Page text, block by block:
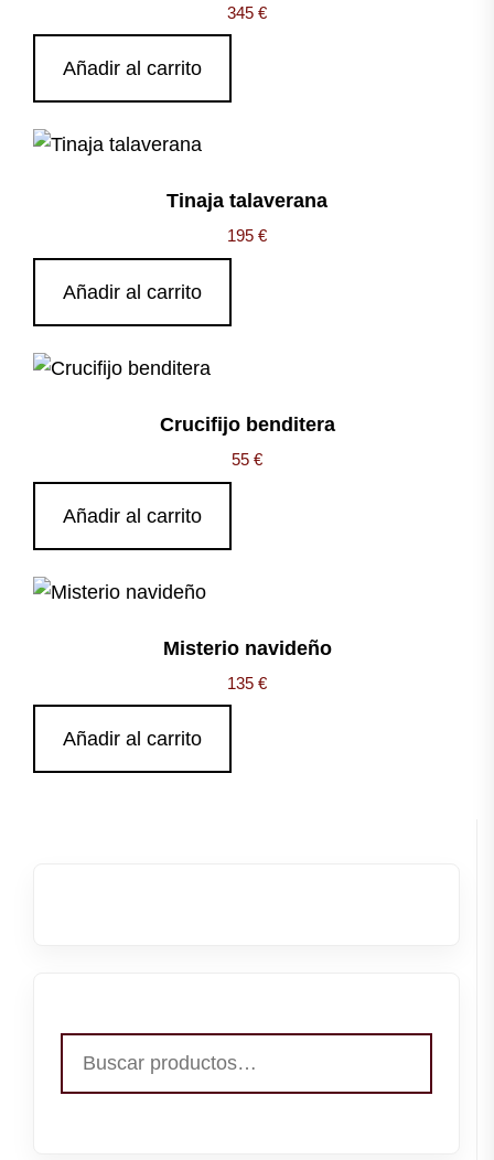
345 €
Añadir al carrito
Tinaja talaverana
195 €
Añadir al carrito
Crucifijo benditera
55 €
Añadir al carrito
Misterio navideño
135 €
Añadir al carrito
por: